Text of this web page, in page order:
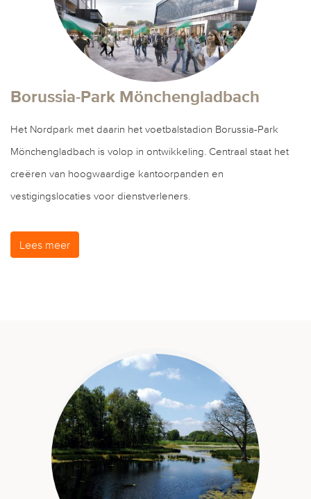
Borussia-Park Mönchengladbach
Het Nordpark met daarin het voetbalstadion Borussia-Park
Mönchengladbach is volop in ontwikkeling. Centraal staat het
creëren van hoogwaardige kantoorpanden en
vestigingslocaties voor dienstverleners.
Lees meer